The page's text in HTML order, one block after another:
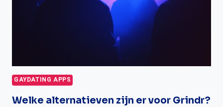
GAYDATING APPS
Welke alternatieven zijn er voor Grindr?